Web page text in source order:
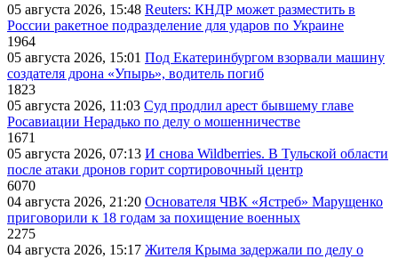
05 августа 2026, 15:48 Reuters: КНДР может разместить в
России ракетное подразделение для ударов по Украине
1964
05 августа 2026, 15:01 Под Екатеринбургом взорвали машину
создателя дрона «Упырь», водитель погиб
1823
05 августа 2026, 11:03 Суд продлил арест бывшему главе
Росавиации Нерадько по делу о мошенничестве
1671
05 августа 2026, 07:13 И снова Wildberries. В Тульской области
после атаки дронов горит сортировочный центр
6070
04 августа 2026, 21:20 Основателя ЧВК «Ястреб» Марущенко
приговорили к 18 годам за похищение военных
2275
04 августа 2026, 15:17 Жителя Крыма задержали по делу о